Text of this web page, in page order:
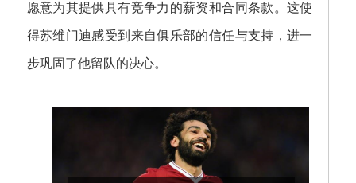
愿意为其提供具有竞争力的薪资和合同条款。这使
得苏维门迪感受到来自俱乐部的信任与支持，进一
步巩固了他留队的决心。